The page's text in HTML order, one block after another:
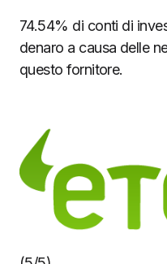
74.54% di conti di
denaro a causa delle
questo fornitore.